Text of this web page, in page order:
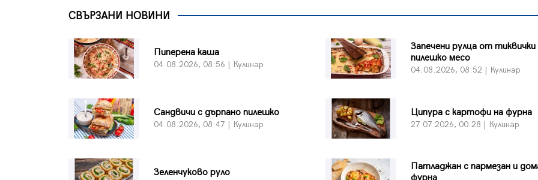
СВЪРЗАНИ НОВИНИ
Пиперена каша
04.08.2026, 08:56 | Кулинар
Запечени рулца от тиквички
пилешко месо
04.08.2026, 08:52 | Кулинар
Сандвичи с дърпано пилешко
04.08.2026, 08:47 | Кулинар
Ципура с картофи на фурна
27.07.2026, 00:28 | Кулинар
Зеленчуково руло
Патладжан с пармезан и